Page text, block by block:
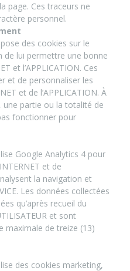
page. Ces traceurs ne
personnel.
des cookies sur le
de lui permettre une bonne
et l’APPLICATION. Ces
et de personnaliser les
et de l’APPLICATION. À
une partie ou la totalité de
fonctionner pour
Google Analytics 4 pour
et de
la navigation et
Les données collectées
qu’après recueil du
et sont
maximale de treize (13)
des cookies marketing,